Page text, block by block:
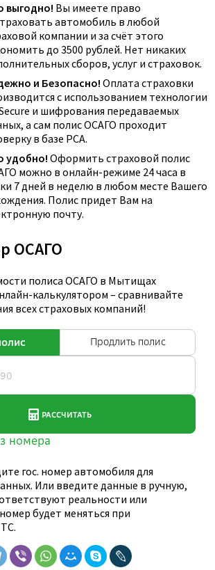
выгодно! Вы имеете право
автомобиль в любой
компании и за счёт этого
до 3500 рублей. Нет никаких
сборов, услуг и страховок.
и Безопасно! Оплата страховки
с использованием технологии
и шифрования передаваемых
а сам полис ОСАГО проходит
в базе РСА.
удобно! Оформить страховой полис
можно в онлайн-режиме 24 часа в
7 дней в неделю в любом месте Вашего
Полис придет Вам на
почту.
ОСАГО
полиса ОСАГО в Мытищах
калькулятором – сравнивайте
всех страховых компаний!
гос. номер автомобиля для
Или введите данные в ручную,
реальности или
будет меняться при